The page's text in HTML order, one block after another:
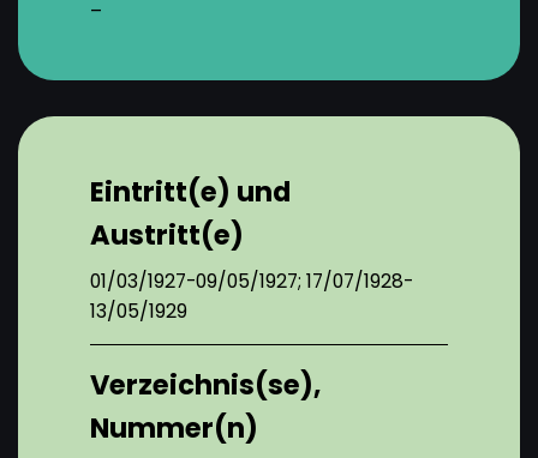
–
Eintritt(e) und
Austritt(e)
01/03/1927-09/05/1927; 17/07/1928-
13/05/1929
Verzeichnis(se),
Nummer(n)